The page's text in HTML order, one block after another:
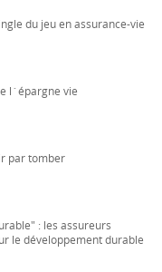
du jeu en assurance-vie
l´épargne vie
par tomber
: les assureurs
le développement durable